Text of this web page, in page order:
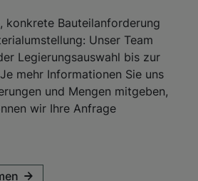
konkrete Bauteilanforderung
Unser Team
Legierungsauswahl bis zur
mehr Informationen Sie uns
und Mengen mitgeben,
wir Ihre Anfrage